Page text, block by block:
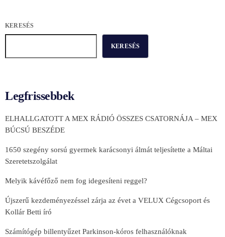
KERESÉS
KERESÉS
Legfrissebbek
ELHALLGATOTT A MEX RÁDIÓ ÖSSZES CSATORNÁJA – MEX
BÚCSÚ BESZÉDE
1650 szegény sorsú gyermek karácsonyi álmát teljesítette a Máltai
Szeretetszolgálat
Melyik kávéfőző nem fog idegesíteni reggel?
Újszerű kezdeményezéssel zárja az évet a VELUX Cégcsoport és
Kollár Betti író
Számítógép billentyűzet Parkinson-kóros felhasználóknak